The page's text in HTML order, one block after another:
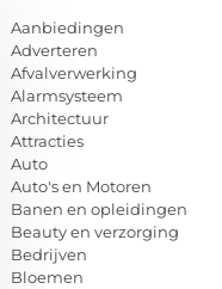
Aanbiedingen
Adverteren
Afvalverwerking
Alarmsysteem
Architectuur
Attracties
Auto
Auto's en Motoren
Banen en opleidingen
Beauty en verzorging
Bedrijven
Bloemen